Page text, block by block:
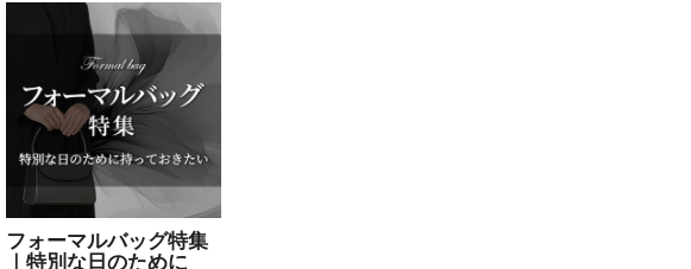
フォーマルバッグ特集
｜特別な日のために